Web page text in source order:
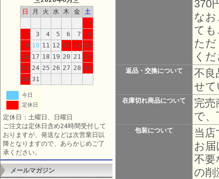
日
月 火 水 木 金
土
1
2
3 4 5 6 7
8
9 10 11 12 13 14 15
16 17 18 19 20 21
22
23 24 25 26 27 28 29
30 31
今日
定休日
定休日：土曜日、日曜日
ご注文は定休日含め24時間受付して
おりますが、発送などは次営業日以
降となりますので、あらかじめご了
承ください。
メールマガジン
370
な
て
た
く
返品・交換について
不良
せ
在庫切れ商品について
完
で、
包装について
当
お
不要
の